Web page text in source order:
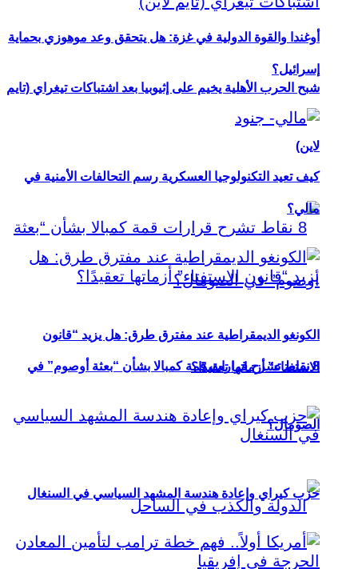
شبح الحرب الأهلية يخيم على إثيوبيا بعد اشتباكات تيغراي (تايم
لاين)
8 نقاط تشرح قرارات قمة كمبالا بشأن “بعثة أوصوم” في
الصومال؟
أوغندا والقوة الدولية في غزة: هل يتحقق وعد موهوزي بحماية
إسرائيل؟
كيف تعيد التكنولوجيا العسكرية رسم التحالفات الأمنية في
مالي؟
الكونغو الديمقراطية عند مفترق طرق: هل يزيد “قانون
الاستفتاء” أزماتها تعقيدًا؟
حزب كيراي وإعادة هندسة المشهد السياسي في السنغال